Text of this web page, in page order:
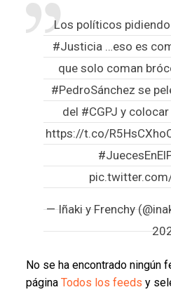
Los políticos
#Justicia …eso es
que solo coman
#PedroSánchez se
del #CGPJ y colocar
https://t.co/
— Iñaki y Frenchy
No se ha encontrado ningún
página Todos los feeds y